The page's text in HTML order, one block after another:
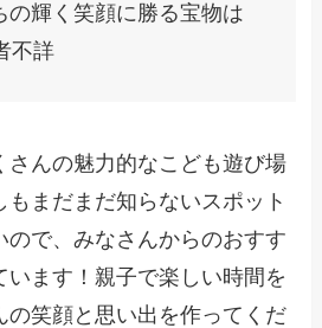
の輝く笑顔に勝る宝物は
不詳
さんの魅力的なこども遊び場
まだまだ知らないスポット
ので、みなさんからのおすす
います！親子で楽しい時間を
の笑顔と思い出を作ってくだ